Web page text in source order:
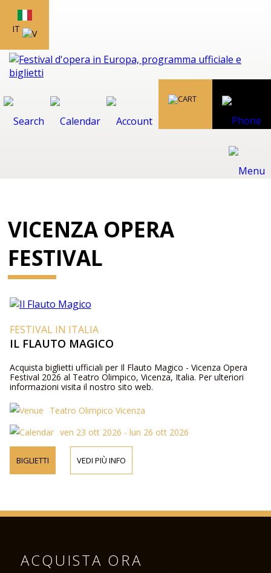
IT
VICENZA OPERA
FESTIVAL
FESTIVAL IN ITALIA
IL FLAUTO MAGICO
Acquista biglietti ufficiali per Il Flauto Magico - Vicenza Opera
Festival 2026 al Teatro Olimpico, Vicenza, Italia. Per ulteriori
informazioni visita il nostro sito web.
Teatro Olimpico Vicenza
ven 23 ott 2026 - lun 26 ott 2026
BIGLIETTI VEDI PIÙ INFO
ACQUISTA ORA